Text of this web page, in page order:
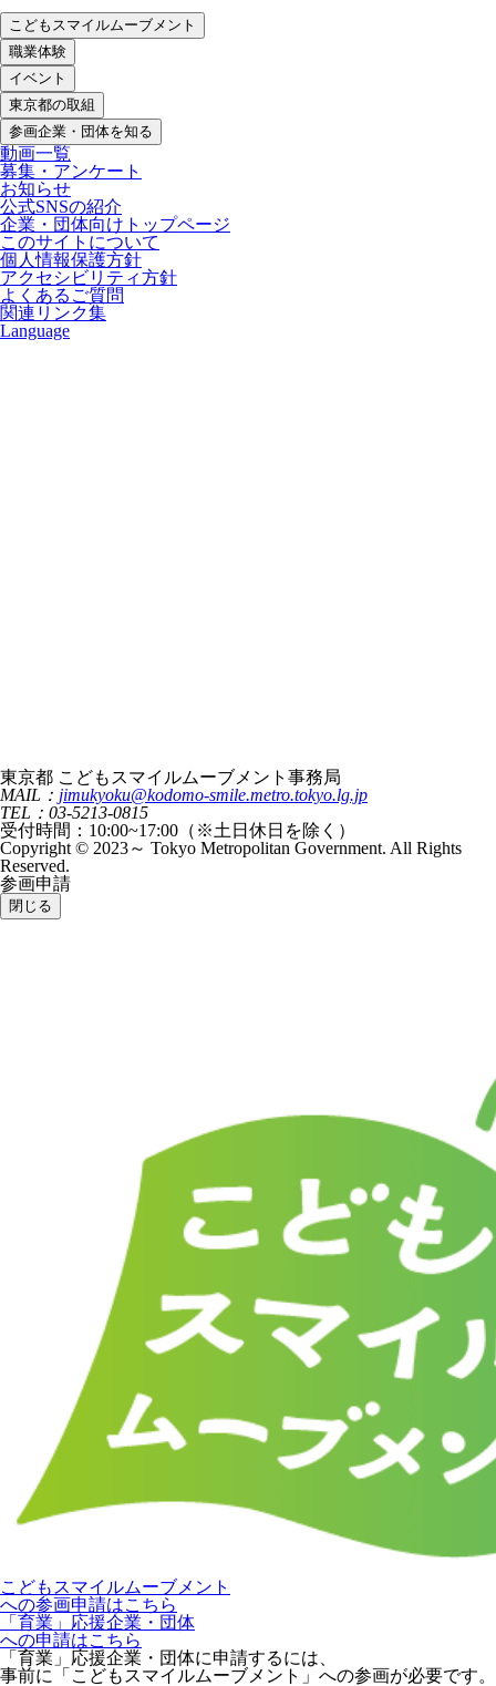
こどもスマイルムーブメント
職業体験
イベント
東京都の取組
参画企業・団体を知る
動画一覧
募集・アンケート
お知らせ
公式SNSの紹介
企業・団体向けトップページ
このサイトについて
個人情報保護方針
アクセシビリティ方針
よくあるご質問
関連リンク集
Language
東京都 こどもスマイルムーブメント事務局
MAIL： jimukyoku@kodomo-smile.metro.tokyo.lg.jp
TEL：03-5213-0815
受付時間：10:00~17:00（※土日休日を除く）
Copyright © 2023～ Tokyo Metropolitan Government. All Rights
Reserved.
参画申請
閉じる
こどもスマイルムーブメント
への参画申請はこちら
「育業」応援企業・団体
への申請はこちら
「育業」応援企業・団体に申請するには、
事前に「こどもスマイルムーブメント」への参画が必要です。